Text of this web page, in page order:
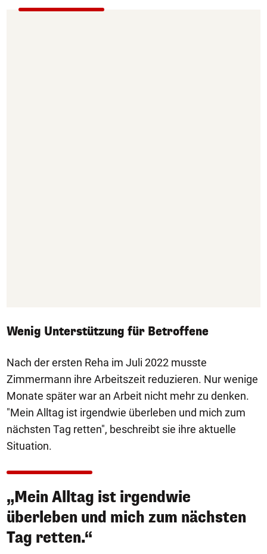
Wenig Unterstützung für Betroffene
Nach der ersten Reha im Juli 2022 musste
Zimmermann ihre Arbeitszeit reduzieren. Nur wenige
Monate später war an Arbeit nicht mehr zu denken.
"Mein Alltag ist irgendwie überleben und mich zum
nächsten Tag retten", beschreibt sie ihre aktuelle
Situation.
„Mein Alltag ist irgendwie
überleben und mich zum nächsten
Tag retten.“